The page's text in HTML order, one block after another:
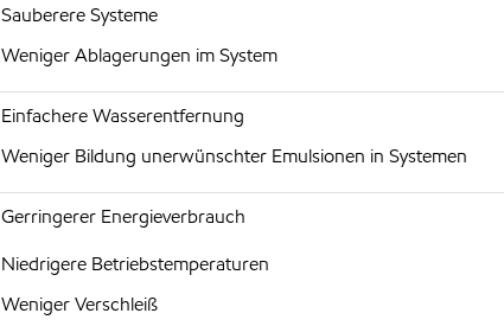
Sauberere Systeme
Weniger Ablagerungen im System
Einfachere Wasserentfernung
Weniger Bildung unerwünschter Emulsionen in Systemen
Gerringerer Energieverbrauch
Niedrigere Betriebstemperaturen
Weniger Verschleiß